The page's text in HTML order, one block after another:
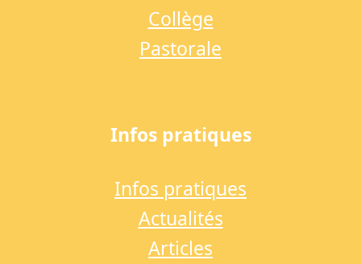
Collège
Pastorale
Infos pratiques
Infos pratiques
Actualités
Articles